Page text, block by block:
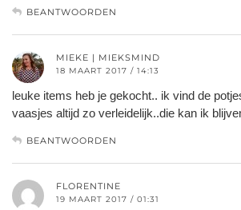
BEANTWOORDEN
MIEKE | MIEKSMIND
18 MAART 2017 / 14:13
leuke items heb je gekocht.. ik vind de
vaasjes altijd zo verleidelijk..die kan ik
BEANTWOORDEN
FLORENTINE
19 MAART 2017 / 01:31